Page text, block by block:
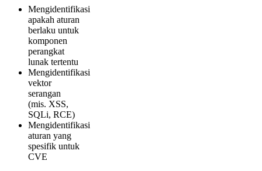
Mengidentifikasi
apakah aturan
berlaku untuk
komponen
perangkat
lunak tertentu
Mengidentifikasi
vektor
serangan
(mis. XSS,
SQLi, RCE)
Mengidentifikasi
aturan yang
spesifik untuk
CVE